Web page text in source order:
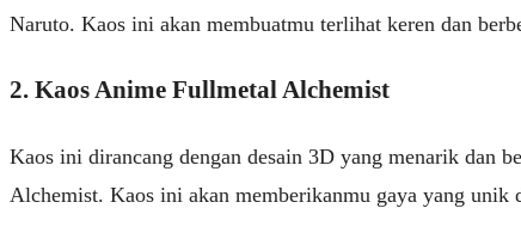
Naruto. Kaos ini akan membuatmu terlihat keren dan
2. Kaos Anime Fullmetal Alchemist
Kaos ini dirancang dengan desain 3D yang menarik dan
Alchemist. Kaos ini akan memberikanmu gaya yang unik